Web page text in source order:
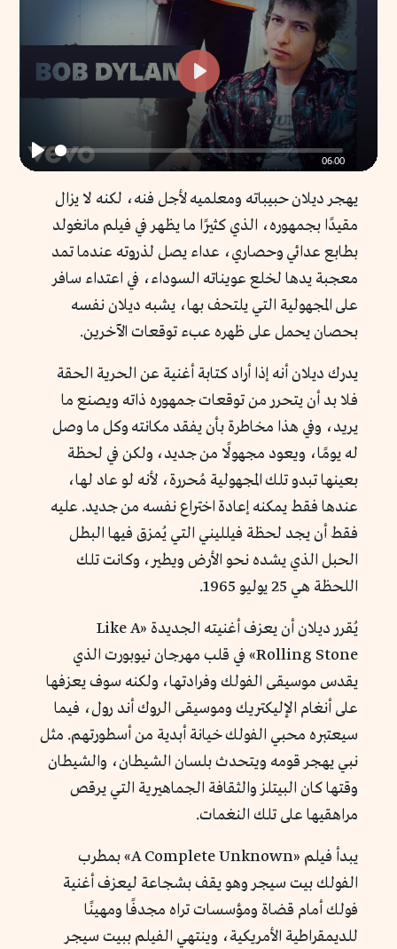
Play
06:00
Play
يهجر ديلان حبيباته ومعلميه لأجل فنه، لكنه لا يزال
مقيدًا بجمهوره، الذي كثيرًا ما يظهر في فيلم مانغولد
بطابع عدائي وحصاري، عداء يصل لذروته عندما تمد
معجبة يدها لخلع عويناته السوداء، في اعتداء سافر
على المجهولية التي يلتحف بها، يشبه ديلان نفسه
بحصان يحمل على ظهره عبء توقعات الآخرين.
يدرك ديلان أنه إذا أراد كتابة أغنية عن الحرية الحقة
فلا بد أن يتحرر من توقعات جمهوره ذاته ويصنع ما
يريد، وفي هذا مخاطرة بأن يفقد مكانته وكل ما وصل
له يومًا، ويعود مجهولًا من جديد، ولكن في لحظة
بعينها تبدو تلك المجهولية مُحررة، لأنه لو عاد لها،
عندها فقط يمكنه إعادة اختراع نفسه من جديد. عليه
فقط أن يجد لحظة فيلليني التي يُمزق فيها البطل
الحبل الذي يشده نحو الأرض ويطير، وكانت تلك
اللحظة هي 25 يوليو 1965.
يُقرر ديلان أن يعزف أغنيته الجديدة «Like A
Rolling Stone» في قلب مهرجان نيوبورت الذي
يقدس موسيقى الفولك وفرادتها، ولكنه سوف يعزفها
على أنغام الإليكتريك وموسيقى الروك أند رول، فيما
سيعتبره محبي الفولك خيانة أبدية من أسطورتهم. مثل
نبي يهجر قومه ويتحدث بلسان الشيطان، والشيطان
وقتها كان البيتلز والثقافة الجماهيرية التي يرقص
مراهقيها على تلك النغمات.
يبدأ فيلم «A Complete Unknown» بمطرب
الفولك بيت سيجر وهو يقف بشجاعة ليعزف أغنية
فولك أمام قضاة ومؤسسات تراه مجدفًا ومهينًا
للديمقراطية الأمريكية، وينتهي الفيلم ببيت سيجر